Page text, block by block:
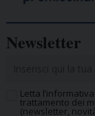
Newsletter
Letta
trattamento dei
(newsletter,